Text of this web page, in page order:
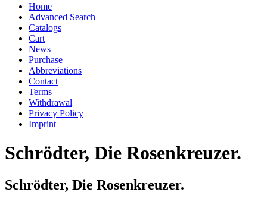
Home
Advanced Search
Catalogs
Cart
News
Purchase
Abbreviations
Contact
Terms
Withdrawal
Privacy Policy
Imprint
Schrödter, Die Rosenkreuzer.
Schrödter, Die Rosenkreuzer.